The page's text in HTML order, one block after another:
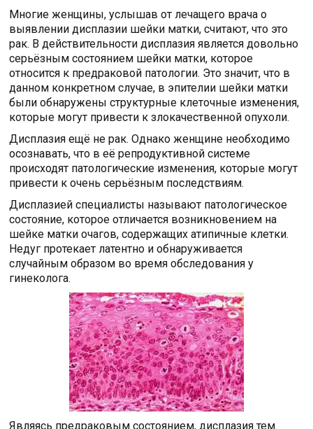
Многие женщины, услышав от лечащего врача о
выявлении дисплазии шейки матки, считают, что это
рак. В действительности дисплазия является довольно
серьёзным состоянием шейки матки, которое
относится к предраковой патологии. Это значит, что в
данном конкретном случае, в эпителии шейки матки
были обнаружены структурные клеточные изменения,
которые могут привести к злокачественной опухоли.
Дисплазия ещё не рак. Однако женщине необходимо
осознавать, что в её репродуктивной системе
происходят патологические изменения, которые могут
привести к очень серьёзным последствиям.
Дисплазией специалисты называют патологическое
состояние, которое отличается возникновением на
шейке матки очагов, содержащих атипичные клетки.
Недуг протекает латентно и обнаруживается
случайным образом во время обследования у
гинеколога.
Являясь предраковым состоянием, дисплазия тем